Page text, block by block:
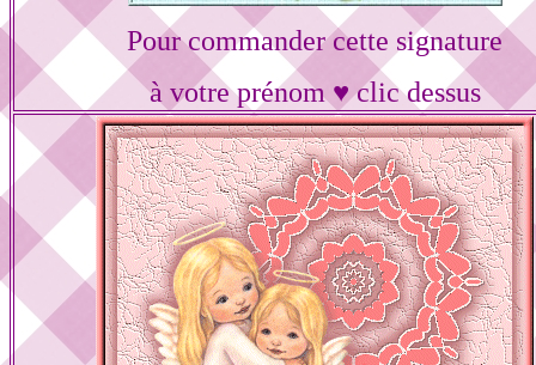
Pour commander cette signature
à votre prénom ♥ clic dessus